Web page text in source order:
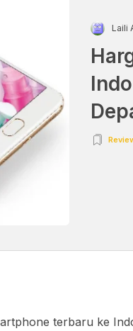
Laili
terbaru ke